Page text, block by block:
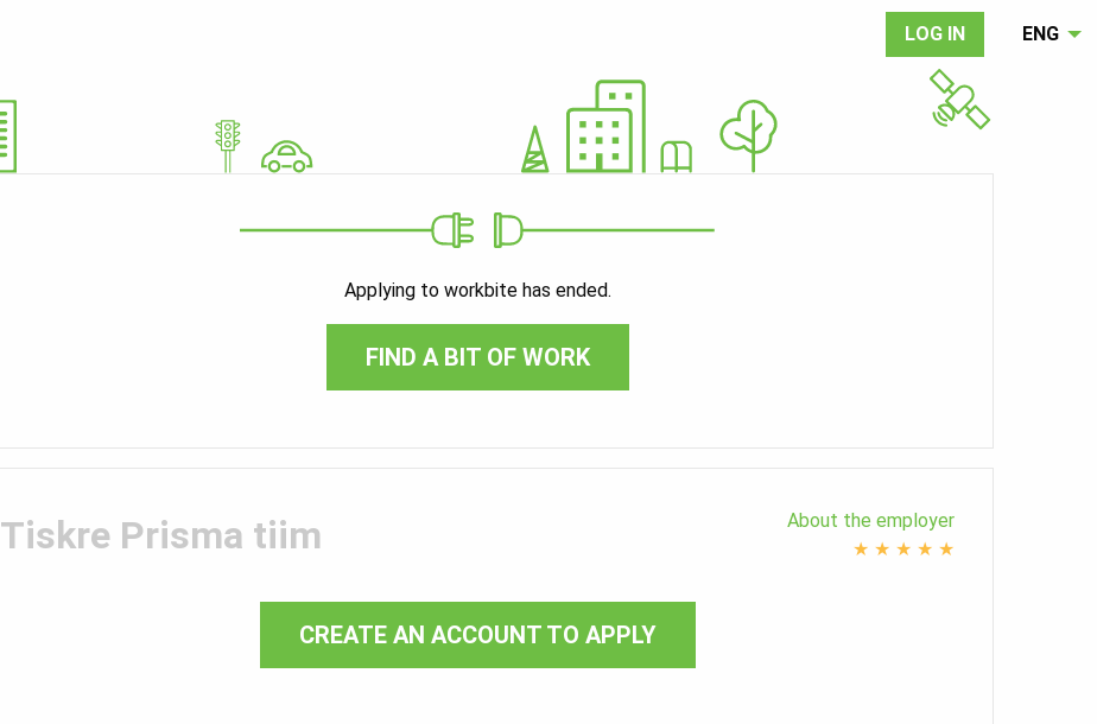
LOG IN ENG
Applying to workbite has ended.
FIND A BIT OF WORK
Tiskre Prisma tiim
About the employer
★ ★ ★ ★ ★
CREATE AN ACCOUNT TO APPLY